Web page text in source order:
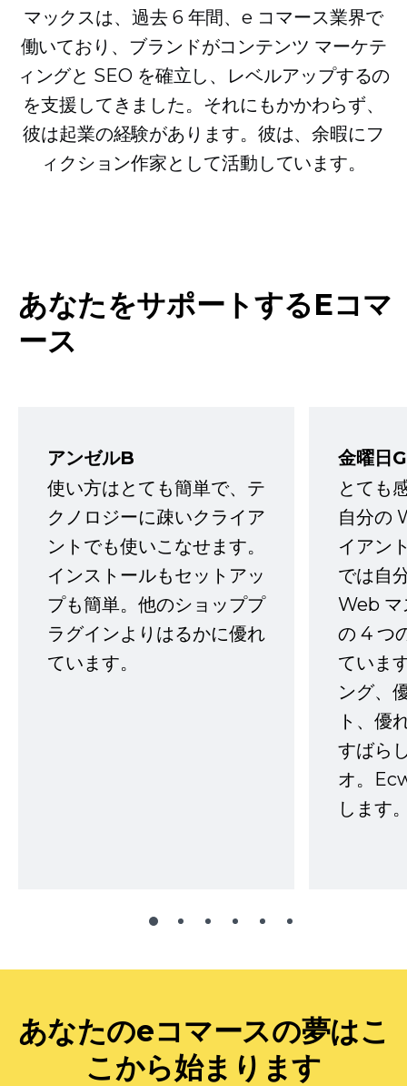
マックスは、過去 6 年間、e コマース業界で
働いており、ブランドがコンテンツ マーケテ
ィングと SEO を確立し、レベルアップするの
を支援してきました。それにもかかわらず、
彼は起業の経験があります。彼は、余暇にフ
ィクション作家として活動しています。
あなたをサポートするEコマ
ース
アンゼルB
使い方はとても簡単で、テ
クノロジーに疎いクライア
ントでも使いこなせます。
インストールもセットアッ
プも簡単。他のショッププ
ラグインよりはるかに優れ
ています。
金曜日G
とても
自分の
イアン
では自
Web マ
の 4 つ
ていま
ング、
ト、優
すばら
オ。
します
あなたのeコマースの夢はこ
こから始まります